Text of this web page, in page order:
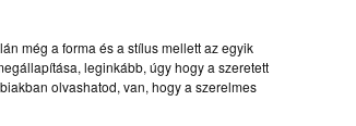
még a forma és a stílus mellett az egyik
leginkább, úgy hogy a szeretett
olvashatod, van, hogy a szerelmes